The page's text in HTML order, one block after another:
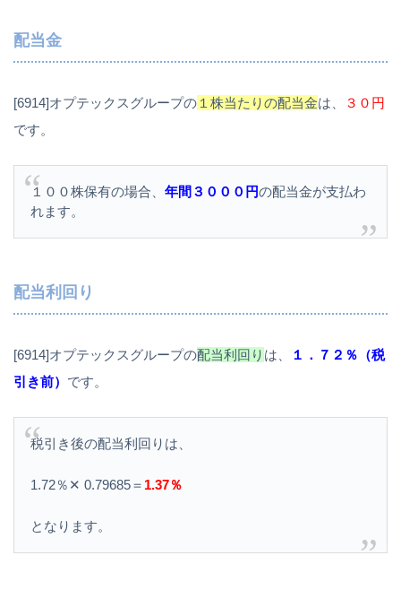
配当金
[6914]オプテックスグループの １株当たりの配当金は、
３０円
です。
１００株保有の場合、 年間３０００円の配当金が支払わ
れます。
配当利回り
[6914]オプテックスグループの配当利回り は、
１．７２％（税
引き前） です。
税引き後の配当利回りは、
1.72％✕ 0.79685＝ 1.37％
となります。